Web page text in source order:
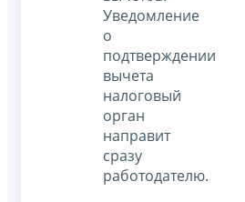
Уведомление
о
подтверждении
вычета
налоговый
орган
направит
сразу
работодателю.